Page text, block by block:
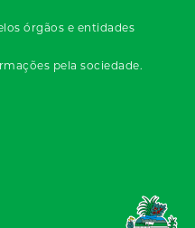
órgãos e entidades
pela sociedade.